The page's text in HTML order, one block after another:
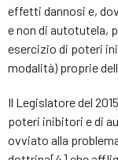
effetti dannosi e,
e non di autotutela,
esercizio di poteri
modalità) proprie
Il Legislatore del
poteri inibitori e di
ovviato alla